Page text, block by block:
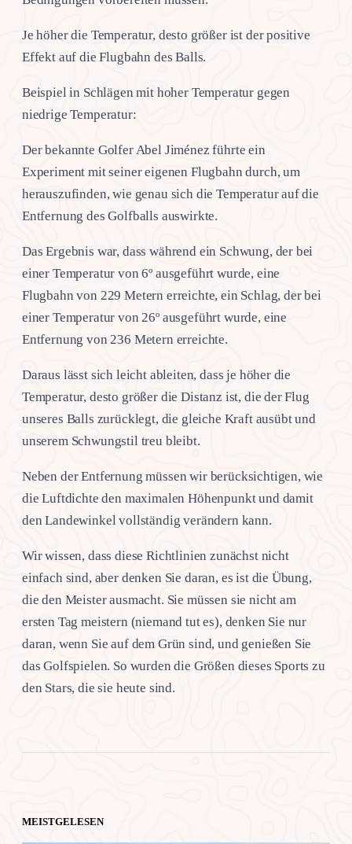
Je höher die Temperatur, desto größer ist der positive
Effekt auf die Flugbahn des Balls.
Beispiel in Schlägen mit hoher Temperatur gegen
niedrige Temperatur:
Der bekannte Golfer Abel Jiménez führte ein
Experiment mit seiner eigenen Flugbahn durch, um
herauszufinden, wie genau sich die Temperatur auf die
Entfernung des Golfballs auswirkte.
Das Ergebnis war, dass während ein Schwung, der bei
einer Temperatur von 6º ausgeführt wurde, eine
Flugbahn von 229 Metern erreichte, ein Schlag, der bei
einer Temperatur von 26º ausgeführt wurde, eine
Entfernung von 236 Metern erreichte.
Daraus lässt sich leicht ableiten, dass je höher die
Temperatur, desto größer die Distanz ist, die der Flug
unseres Balls zurücklegt, die gleiche Kraft ausübt und
unserem Schwungstil treu bleibt.
Neben der Entfernung müssen wir berücksichtigen, wie
die Luftdichte den maximalen Höhenpunkt und damit
den Landewinkel vollständig verändern kann.
Wir wissen, dass diese Richtlinien zunächst nicht
einfach sind, aber denken Sie daran, es ist die Übung,
die den Meister ausmacht. Sie müssen sie nicht am
ersten Tag meistern (niemand tut es), denken Sie nur
daran, wenn Sie auf dem Grün sind, und genießen Sie
das Golfspielen. So wurden die Größen dieses Sports zu
den Stars, die sie heute sind.
MEISTGELESEN